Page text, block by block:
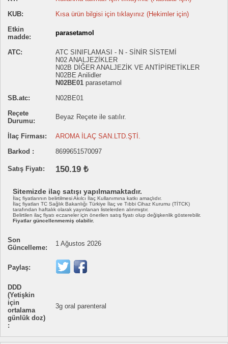
KUB:
Kısa ürün bilgisi için tıklayınız (Hekimler için)
Etkin
madde:
parasetamol
ATC:
ATC SINIFLAMASI - N - SİNİR SİSTEMİ
N02 ANALJEZİKLER
N02B DİĞER ANALJEZİK VE ANTİPİRETİKLER
N02BE Anilidler
N02BE01 parasetamol
SB.atc:
N02BE01
Reçete
Durumu:
Beyaz Reçete ile satılır.
İlaç Firması:
AROMA İLAÇ SAN.LTD.ŞTİ.
Barkod :
8699651570097
Satış Fiyatı: 150.19 ₺
Sitemizde ilaç satışı yapılmamaktadır.
İlaç fiyatlarının belirtilmesi Akılcı İlaç Kullanımına katkı amaçlıdır.
İlaç fiyatları TC Sağlık Bakanlığı Türkiye İlaç ve Tıbbi Cihaz Kurumu (TİTCK)
tarafından haftalık olarak yayınlanan listelerden alınmıştır.
Belirtilen ilaç fiyatı eczaneler için önerilen satış fiyatı olup değişkenlik gösterebilir.
Fiyatlar güncellenmemiş olabilir.
Son
Güncelleme:
1 Ağustos 2026
Paylaş:
DDD
(Yetişkin
için
ortalama
günlük doz)
:
3g oral parenteral